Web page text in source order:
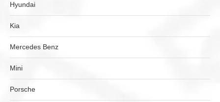
Hyundai
Kia
Mercedes Benz
Mini
Porsche